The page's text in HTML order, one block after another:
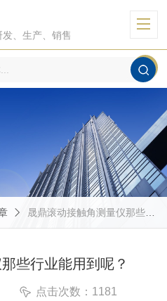
、生产、销售
晟鼎滚动接触角测量仪那些行业能用到呢？
些行业能用到呢？
点击次数：1181